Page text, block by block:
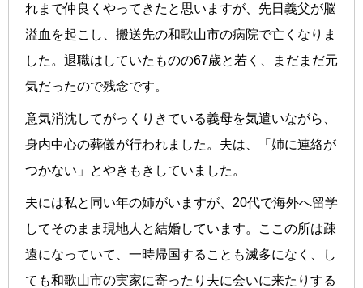
れまで仲良くやってきたと思いますが、先日義父が脳
溢血を起こし、搬送先の和歌山市の病院で亡くなりま
した。退職はしていたものの67歳と若く、まだまだ元
気だったので残念です。
意気消沈してがっくりきている義母を気遣いながら、
身内中心の葬儀が行われました。夫は、「姉に連絡が
つかない」とやきもきしていました。
夫には私と同い年の姉がいますが、20代で海外へ留学
してそのまま現地人と結婚しています。ここの所は疎
遠になっていて、一時帰国することも滅多になく、し
ても和歌山市の実家に寄ったり夫に会いに来たりする